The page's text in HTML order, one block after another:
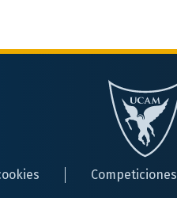
Competiciones